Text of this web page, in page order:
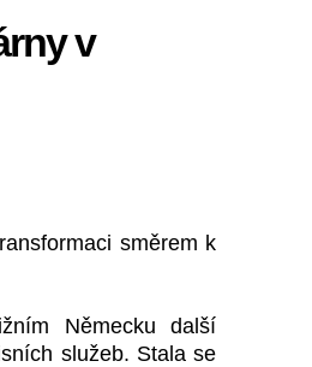
v
směrem k
Německu další
služeb. Stala se